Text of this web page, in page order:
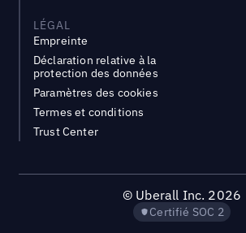
LÉGAL
Empreinte
Déclaration relative à la
protection des données
Paramètres des cookies
Termes et conditions
Trust Center
© Uberall Inc. 2026
Certifié SOC 2